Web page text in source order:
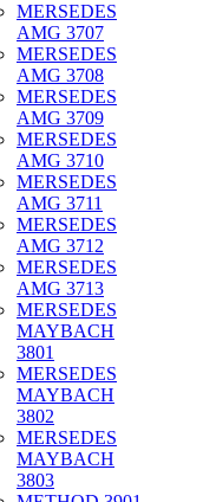
MERSEDES
AMG 3707
MERSEDES
AMG 3708
MERSEDES
AMG 3709
MERSEDES
AMG 3710
MERSEDES
AMG 3711
MERSEDES
AMG 3712
MERSEDES
AMG 3713
MERSEDES
MAYBACH
3801
MERSEDES
MAYBACH
3802
MERSEDES
MAYBACH
3803